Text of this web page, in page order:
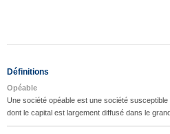
Définitions
Opéable
Une société opéable est une société susceptible
dont le capital est largement diffusé dans le